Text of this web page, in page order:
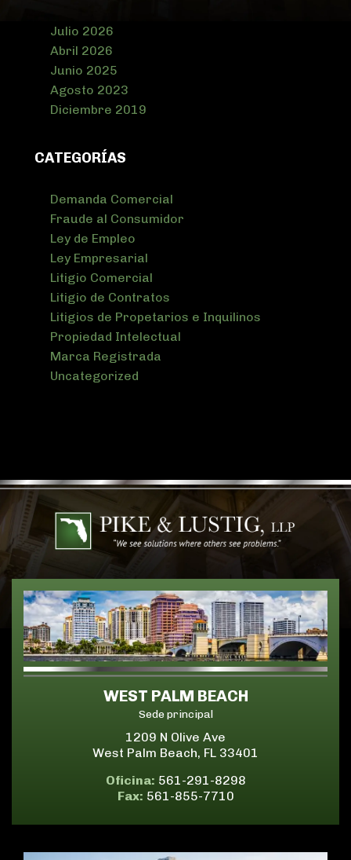
Julio 2026
Abril 2026
Junio 2025
Agosto 2023
Diciembre 2019
CATEGORÍAS
Demanda Comercial
Fraude al Consumidor
Ley de Empleo
Ley Empresarial
Litigio Comercial
Litigio de Contratos
Litigios de Propetarios e Inquilinos
Propiedad Intelectual
Marca Registrada
Uncategorized
WEST PALM BEACH
Sede principal
1209 N Olive Ave
West Palm Beach, FL 33401
Oficina: 561-291-8298
Fax: 561-855-7710